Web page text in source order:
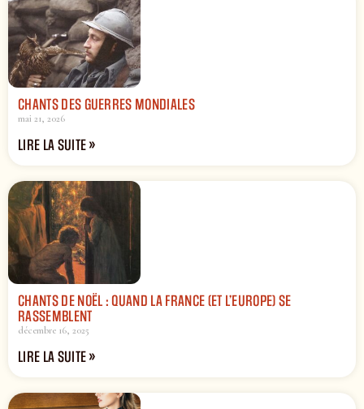
CHANTS DES GUERRES MONDIALES
mai 21, 2026
LIRE LA SUITE »
CHANTS DE NOËL : QUAND LA FRANCE (ET L’EUROPE) SE
RASSEMBLENT
décembre 16, 2025
LIRE LA SUITE »